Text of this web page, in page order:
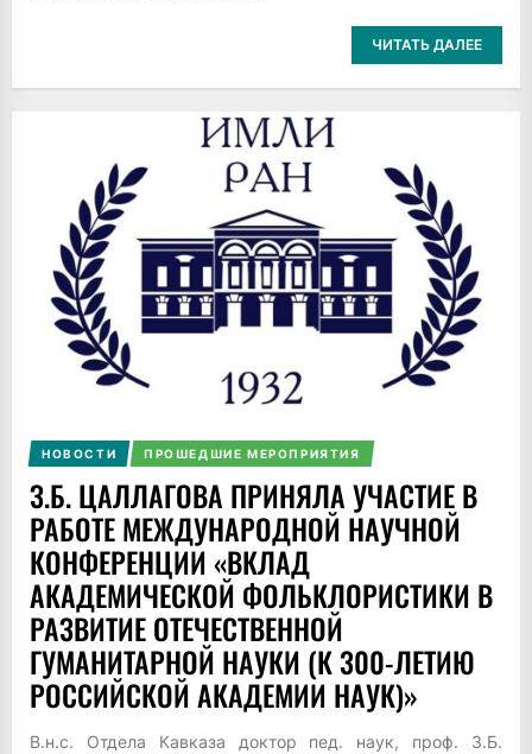
ЧИТАТЬ ДАЛЕЕ
НОВОСТИ ПРОШЕДШИЕ МЕРОПРИЯТИЯ
З.Б. ЦАЛЛАГОВА ПРИНЯЛА УЧАСТИЕ В
РАБОТЕ МЕЖДУНАРОДНОЙ НАУЧНОЙ
КОНФЕРЕНЦИИ «ВКЛАД
АКАДЕМИЧЕСКОЙ ФОЛЬКЛОРИСТИКИ В
РАЗВИТИЕ ОТЕЧЕСТВЕННОЙ
ГУМАНИТАРНОЙ НАУКИ (К 300-ЛЕТИЮ
РОССИЙСКОЙ АКАДЕМИИ НАУК)»
В.н.с. Отдела Кавказа доктор пед. наук, проф. З.Б.